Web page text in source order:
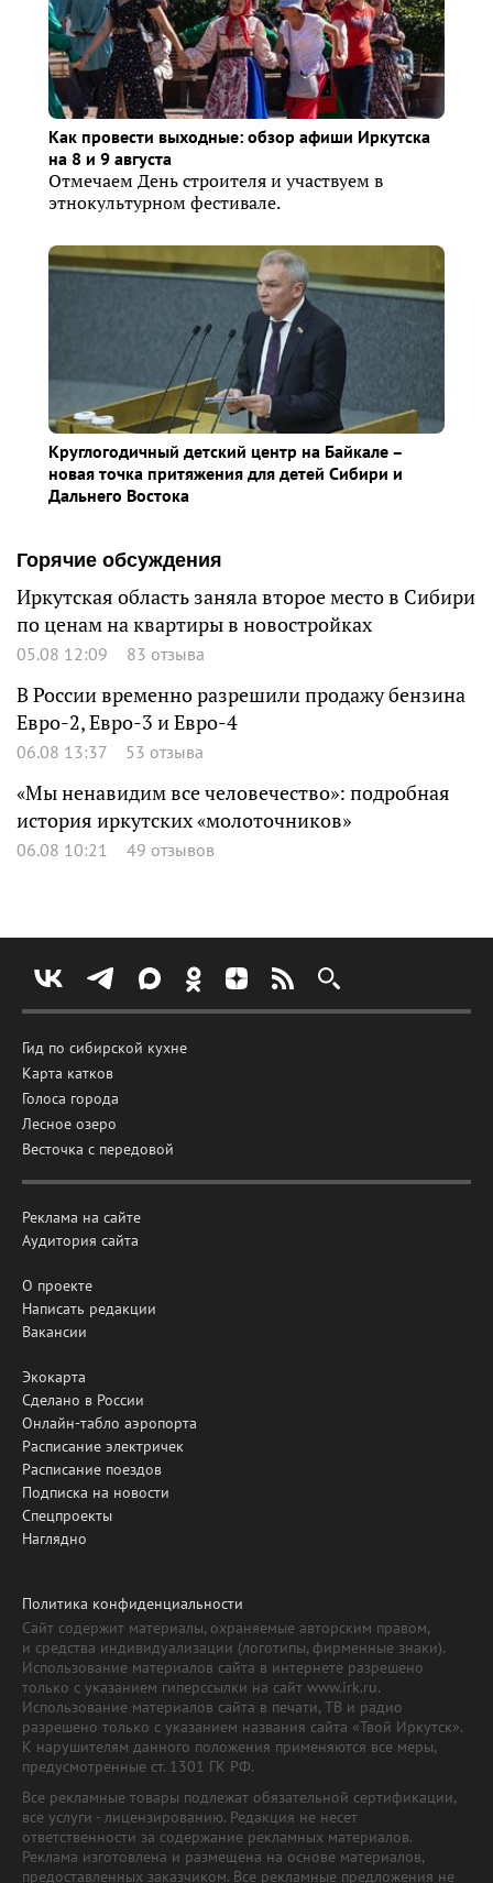
Как провести выходные: обзор афиши Иркутска
на 8 и 9 августа
Отмечаем День строителя и участвуем в
этнокультурном фестивале.
Круглогодичный детский центр на Байкале –
новая точка притяжения для детей Сибири и
Дальнего Востока
Горячие обсуждения
Иркутская область заняла второе место в Сибири
по ценам на квартиры в новостройках
05.08 12:09 83 отзыва
В России временно разрешили продажу бензина
Евро-2, Евро-3 и Евро-4
06.08 13:37 53 отзыва
«Мы ненавидим все человечество»: подробная
история иркутских «молоточников»
06.08 10:21 49 отзывов
Гид по сибирской кухне
Карта катков
Голоса города
Лесное озеро
Весточка с передовой
Реклама на сайте
Аудитория сайта
О проекте
Написать редакции
Вакансии
Экокарта
Сделано в России
Онлайн-табло аэропорта
Расписание электричек
Расписание поездов
Подписка на новости
Спецпроекты
Наглядно
Политика конфиденциальности
Сайт содержит материалы, охраняемые авторским правом,
и средства индивидуализации (логотипы, фирменные знаки).
Использование материалов сайта в интернете разрешено
только с указанием гиперссылки на сайт www.irk.ru.
Использование материалов сайта в печати, ТВ и радио
разрешено только с указанием названия сайта «Твой Иркутск».
К нарушителям данного положения применяются все меры,
предусмотренные ст. 1301 ГК РФ.
Все рекламные товары подлежат обязательной сертификации,
все услуги - лицензированию. Редакция не несет
ответственности за содержание рекламных материалов.
Реклама изготовлена и размещена на основе материалов,
предоставленных заказчиком. Все рекламные предложения не